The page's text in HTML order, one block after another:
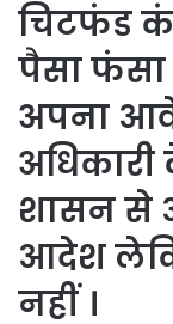
चिटफंड
पैसा
अपना
शासन से
आदेश
नहीं ।